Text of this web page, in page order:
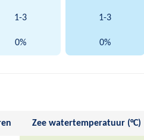
1-3 1-3
0% 0%
Zee watertemperatuur (°C)